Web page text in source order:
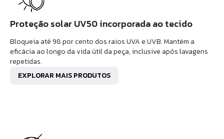
Proteção solar UV50 incorporada ao tecido
Bloqueia até 98 por cento dos raios UVA e UVB. Mantém a
eficácia ao longo da vida útil da peça, inclusive após lavagens
repetidas.
EXPLORAR MAIS PRODUTOS